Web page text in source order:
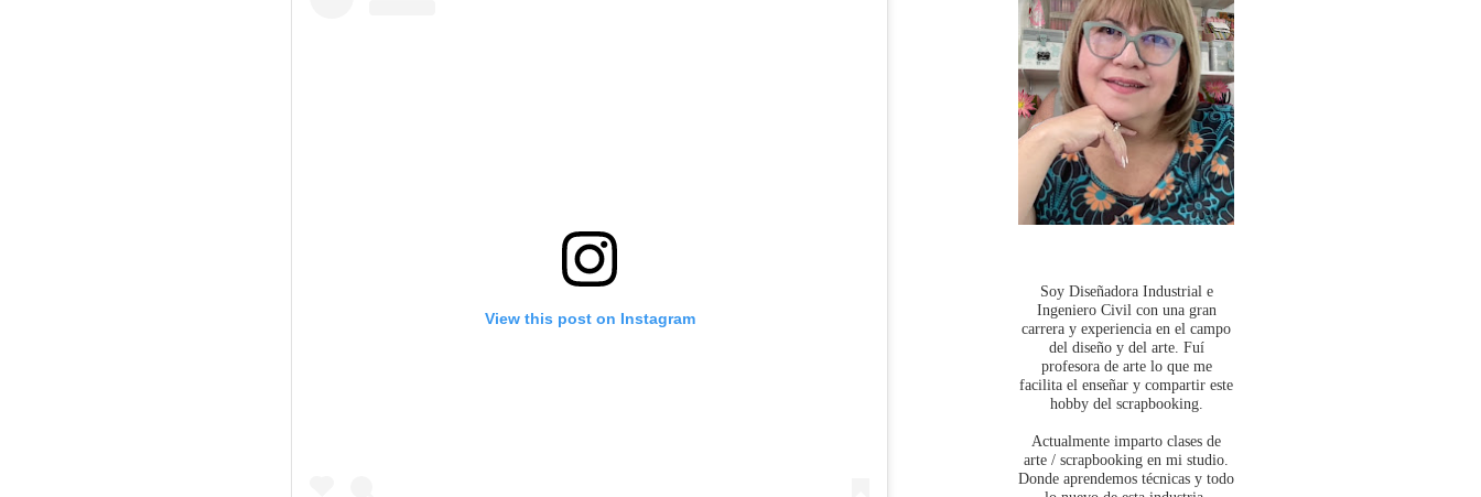
View this post on Instagram
Soy Diseñadora Industrial e
Ingeniero Civil con una gran
carrera y experiencia en el campo
del diseño y del arte. Fuí
profesora de arte lo que me
facilita el enseñar y compartir este
hobby del scrapbooking.
Actualmente imparto clases de
arte / scrapbooking en mi studio.
Donde aprendemos técnicas y todo